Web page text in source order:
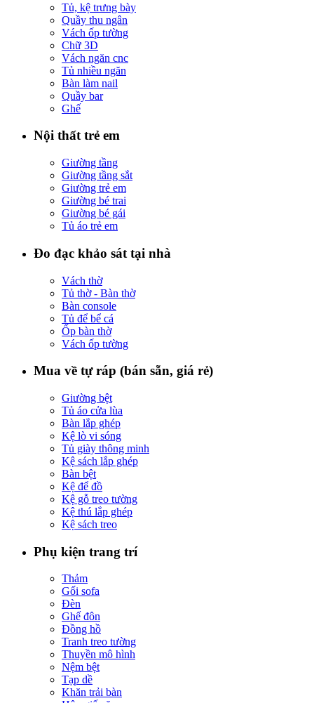
Tủ, kệ trưng bày
Quầy thu ngân
Vách ốp tường
Chữ 3D
Vách ngăn cnc
Tủ nhiều ngăn
Bàn làm nail
Quầy bar
Ghế
Nội thất trẻ em
Giường tầng
Giường tầng sắt
Giường trẻ em
Giường bé trai
Giường bé gái
Tủ áo trẻ em
Đo đạc khảo sát tại nhà
Vách thờ
Tủ thờ - Bàn thờ
Bàn console
Tủ để bể cá
Ốp bàn thờ
Vách ốp tường
Mua về tự ráp (bán sẵn, giá rẻ)
Giường bệt
Tủ áo cửa lùa
Bàn lắp ghép
Kệ lò vi sóng
Tủ giày thông minh
Kệ sách lắp ghép
Bàn bệt
Kệ để đồ
Kệ gỗ treo tường
Kệ thú lắp ghép
Kệ sách treo
Phụ kiện trang trí
Thảm
Gối sofa
Đèn
Ghế đôn
Đồng hồ
Tranh treo tường
Thuyền mô hình
Nệm bệt
Tạp dề
Khăn trải bàn